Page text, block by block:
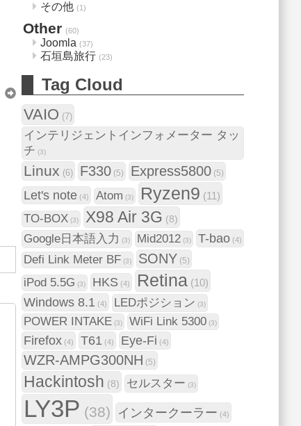
その他 (1)
Other (60)
Joomla (37)
石垣島旅行 (23)
Tag Cloud
VAIO (7)
インテリジェントインフォメーター タッ
チ (3)
Linux (6) F330 (5) Express5800 (5)
Let's note (4) Atom (3) Ryzen9 (11)
TO-BOX (3) X98 Air 3G (8)
Google日本語入力 (3) Mid2012 (3) T-bao (4)
Defi Link Meter BF (3) SONY (5)
iPod 5.5G (3) HKS (4) Retina (10)
Windows 8.1 (4) LEDポジション (3)
POWER INTAKE (3) WiFi Link 5300 (3)
Firefox (4) T61 (4) Eye-Fi (4)
WZR-AMPG300NH (5)
Hackintosh (8) セルスター (3)
LY3P (38) インタークーラー (4)